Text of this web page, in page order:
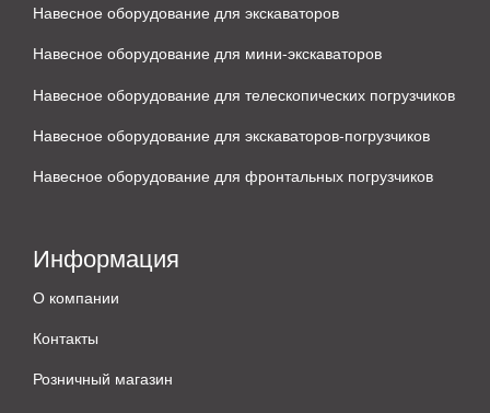
Навесное оборудование для экскаваторов
Навесное оборудование для мини-экскаваторов
Навесное оборудование для телескопических погрузчиков
Навесное оборудование для экскаваторов-погрузчиков
Навесное оборудование для фронтальных погрузчиков
Информация
О компании
Контакты
Розничный магазин